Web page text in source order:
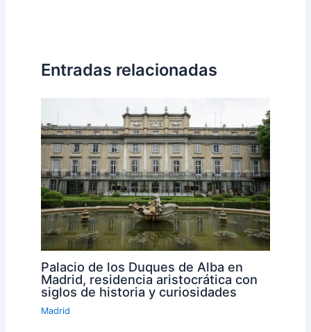
Entradas relacionadas
Palacio de los Duques de Alba en
Madrid, residencia aristocrática con
siglos de historia y curiosidades
Madrid